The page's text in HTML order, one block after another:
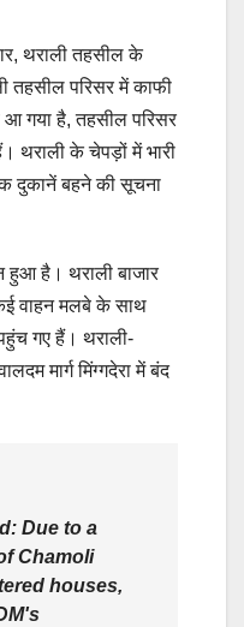
थराली तहसील के
तहसील परिसर में काफी
आ गया है, तहसील परिसर
थराली के चेपड़ों में भारी
दुकानें बहने की सूचना
है। थराली बाजार
वाहन मलबे के साथ
गए हैं। थराली-
मार्ग मिंग्गदेरा में बंद
Due to a
Chamoli
houses,